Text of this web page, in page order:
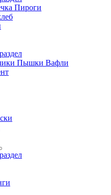
Пироги
Пышки Вафли